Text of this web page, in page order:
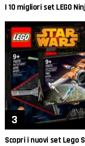
I 10 migliori set LEGO
Scopri i nuovi set Lego